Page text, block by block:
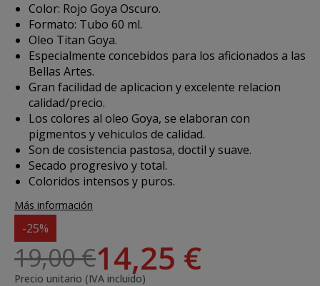
Color: Rojo Goya Oscuro.
Formato: Tubo 60 ml.
Oleo Titan Goya.
Especialmente concebidos para los aficionados a las
Bellas Artes.
Gran facilidad de aplicacion y excelente relacion
calidad/precio.
Los colores al oleo Goya, se elaboran con
pigmentos y vehiculos de calidad.
Son de cosistencia pastosa, doctil y suave.
Secado progresivo y total.
Coloridos intensos y puros.
Más información
-25%
19,00 €14,25 €
Precio unitario (IVA incluido)